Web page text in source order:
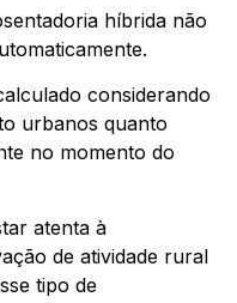
híbrida não
considerando
urbanos quanto
no momento do
atenta à
de atividade rural
tipo de